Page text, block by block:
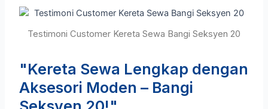
Testimoni Customer Kereta Sewa Bangi Seksyen 20
"Kereta Sewa Lengkap dengan
Aksesori Moden – Bangi